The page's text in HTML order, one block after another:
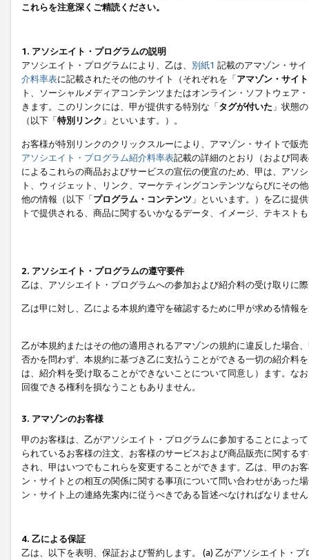
これらを注意深くご精読ください。
1. アソシエイト・プログラムの説明
アソシエイト・プログラムにより、乙は、 別紙1 記載のアマゾン・サ
介料率表に記載されたその他のサイト（それぞれを「アマゾン・サイト
ト、ソーシャルメディアコンテンツまたはオンライン・ソフトウェア
きます。このリンクには、甲が提供する特別な「タグが付いた 」状態
（以下「特別リンク 」といいます。）。
お客様が特別リンクのクリックスルーにより、アマゾン・サイトで販
アソシエイト・プログラム紹介料率表記載の詳細のとおり（および同
によるこれらの商品およびサービスの宣伝の便宜のため、甲は、アソ
ト、ウィジェット、リンク、マーケティングコンテンツならびにその
他の情報（以下「プログラム・コンテンツ 」といいます。）を乙に提
トで提供される、商品に関するいかなるデータ、イメージ、テキス
2. アソシエイト・プログラムの遵守要件
乙は、アソシエイト・プログラムへの参加および紹介料の受け取りに
乙は甲に対し、乙による本規約遵守を確認するために甲が求める情報
乙が本規約またはその他の適用されるアマゾンの規約に違反した場合
否かを問わず、本規約に基づき乙に支払うことができる一切の紹介料
は、紹介料を受け取ることができないことについて同意し）ます。な
回復できる権利を損なうこともありません。
3. アマゾンのお客様
甲のお客様は、乙がアソシエイト・プログラムに参加することによっ
られているお客様の注文、お客様のサービスおよび商品販売に関する
され、甲はいつでもこれらを変更することができます。乙は、甲のお
ン・サイトとの相互の関係に関する事項について問い合わせがあった
ン・サイト上の連絡先案内に従うべきである旨述べなければなりませ
4. 乙による保証
乙は、以下を表明、保証および誓約します。 (a) 乙がアソシエイト・